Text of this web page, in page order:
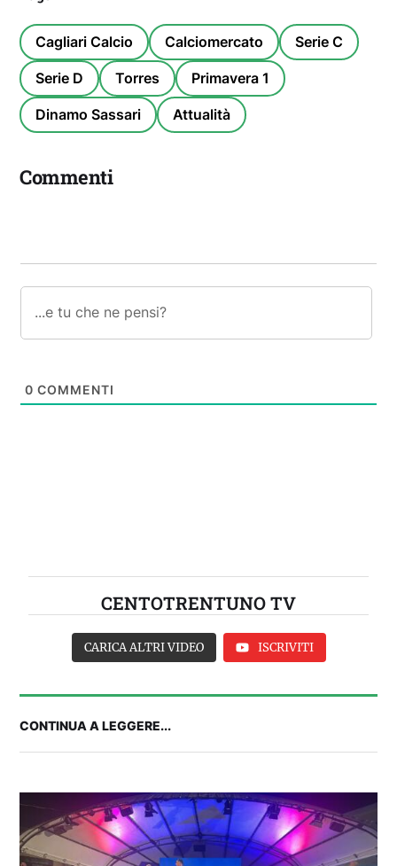
Cagliari Calcio Calciomercato Serie C
Serie D Torres Primavera 1
Dinamo Sassari Attualità
Commenti
0 COMMENTI
CENTOTRENTUNO TV
IL CAGLIARI SI PRESENTA A PULA: SEGUI LA
CARICA ALTRI VIDEO ISCRIVITI
CONTINUA A LEGGERE...